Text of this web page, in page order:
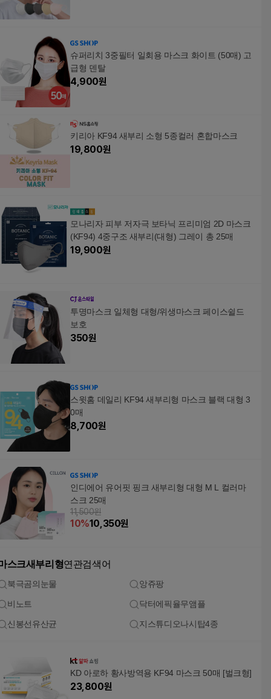
슈퍼리치 3중필터 일회용 마스크 화이트 (50매) 고
급형 덴탈
4,900원
키리아 KF94 새부리 소형 5종컬러 혼합마스크
19,800원
모나리자 피부 저자극 보타닉 프리미엄 2D 마스크
(KF94) 4중구조 새부리(대형) 그레이 총 25매
19,900원
투명마스크 일체형 대형/위생마스크 페이스쉴드
보호
350원
스윗홈 데일리 KF94 새부리형 마스크 블랙 대형 3
0매
8,700원
인디에어 유어핏 핑크 새부리형 대형 M L 컬러마
스크 25매
11,500원
10%10,350원
스크새부리형연관검색어
북극곰의눈물 앙쥬팡
비노트 닥터에픽율무앰플
신봉선유산균 지스튜디오나시탑4종
KD 아로하 황사방역용 KF94 마스크 50매 [벌크형]
23,800원